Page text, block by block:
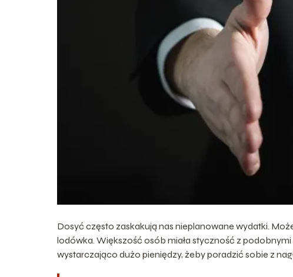
Dosyć często zaskakują nas nieplanowane wydatki.
lodówka. Większość osób miała styczność z
wystarczająco dużo pieniędzy, żeby poradzić sobie z